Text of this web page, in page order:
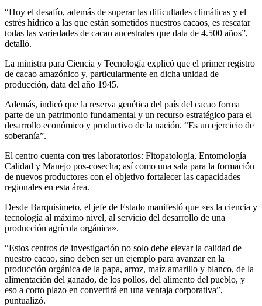
“Hoy el desafío, además de superar las dificultades climáticas y el
estrés hídrico a las que están sometidos nuestros cacaos, es rescatar
todas las variedades de cacao ancestrales que data de 4.500 años”,
detalló.
La ministra para Ciencia y Tecnología explicó que el primer registro
de cacao amazónico y, particularmente en dicha unidad de
producción, data del año 1945.
Además, indicó que la reserva genética del país del cacao forma
parte de un patrimonio fundamental y un recurso estratégico para el
desarrollo económico y productivo de la nación. “Es un ejercicio de
soberanía”.
El centro cuenta con tres laboratorios: Fitopatología, Entomología
Calidad y Manejo pos-cosecha; así como una sala para la formación
de nuevos productores con el objetivo fortalecer las capacidades
regionales en esta área.
Desde Barquisimeto, el jefe de Estado manifestó que «es la ciencia y
tecnología al máximo nivel, al servicio del desarrollo de una
producción agrícola orgánica».
“Estos centros de investigación no solo debe elevar la calidad de
nuestro cacao, sino deben ser un ejemplo para avanzar en la
producción orgánica de la papa, arroz, maíz amarillo y blanco, de la
alimentación del ganado, de los pollos, del alimento del pueblo, y
eso a corto plazo en convertirá en una ventaja corporativa”,
puntualizó.